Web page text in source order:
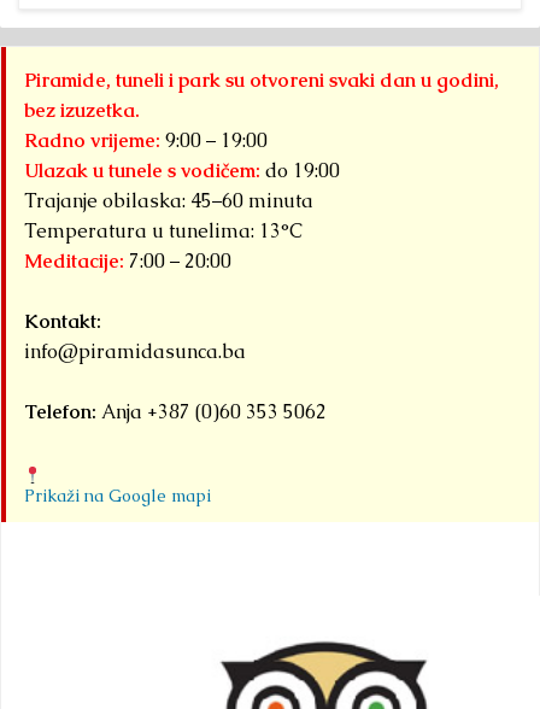
Piramide, tuneli i park su otvoreni svaki dan u godini,
bez izuzetka.
Radno vrijeme: 9:00 – 19:00
Ulazak u tunele s vodičem: do 19:00
Trajanje obilaska: 45–60 minuta
Temperatura u tunelima: 13°C
Meditacije: 7:00 – 20:00
Kontakt:
info@piramidasunca.ba
Telefon: Anja +387 (0)60 353 5062
Prikaži na Google mapi